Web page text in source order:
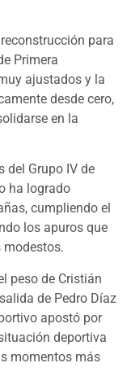
para
Primera
ajustados y la
desde cero,
en la
del Grupo IV de
ha logrado
cumpliendo el
los apuros que
modestos.
peso de Cristián
de Pedro Díaz
apostó por
deportiva
momentos más